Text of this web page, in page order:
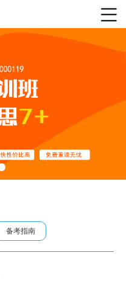
备考指南